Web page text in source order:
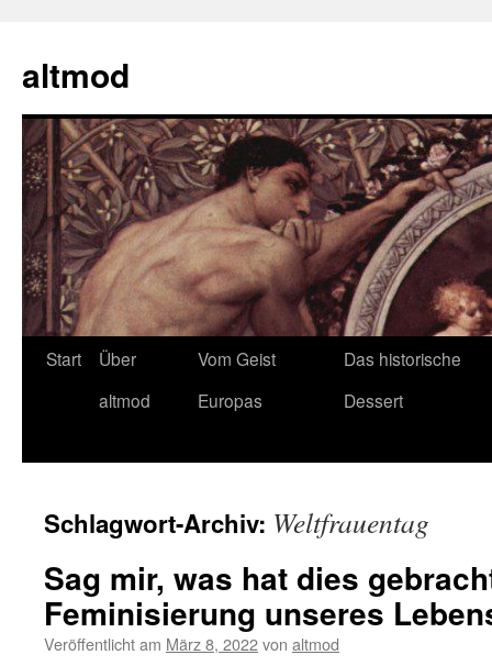
springen
altmod
Start
Über
altmod
Vom Geist
Europas
Das historische
Dessert
Schlagwort-Archiv: Weltfrauentag
Sag mir, was hat dies
Feminisierung unseres
Veröffentlicht am März 8, 2022von altmod